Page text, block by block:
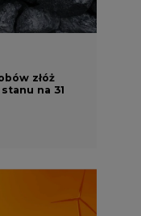
złóż
na 31